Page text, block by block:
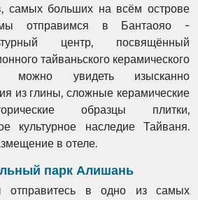
самых больших на всём острове
отправимся в Бантаояо -
центр, посвящённый
тайваньского керамического
можно увидеть изысканно
из глины, сложные керамические
образцы плитки,
культурное наследие Тайваня.
в отеле.
парк Алишань
отправитесь в одно из самых